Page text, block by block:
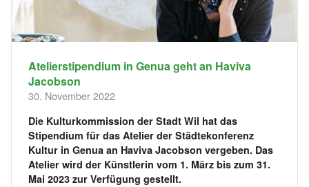
Atelierstipendium in Genua geht an Haviva
Jacobson
30. November 2022
Die Kulturkommission der Stadt Wil hat das
Stipendium für das Atelier der Städtekonferenz
Kultur in Genua an Haviva Jacobson vergeben. Das
Atelier wird der Künstlerin vom 1. März bis zum 31.
Mai 2023 zur Verfügung gestellt.